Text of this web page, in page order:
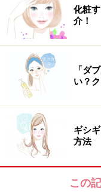
簡単なのに効果大
まつ毛がナチュラ
Ｘ。仕上がりがと
で、初心者でも簡単
デコラティブア
チュラルクロス／
化粧
介！
「ダ
い？
ギシ
方法
この